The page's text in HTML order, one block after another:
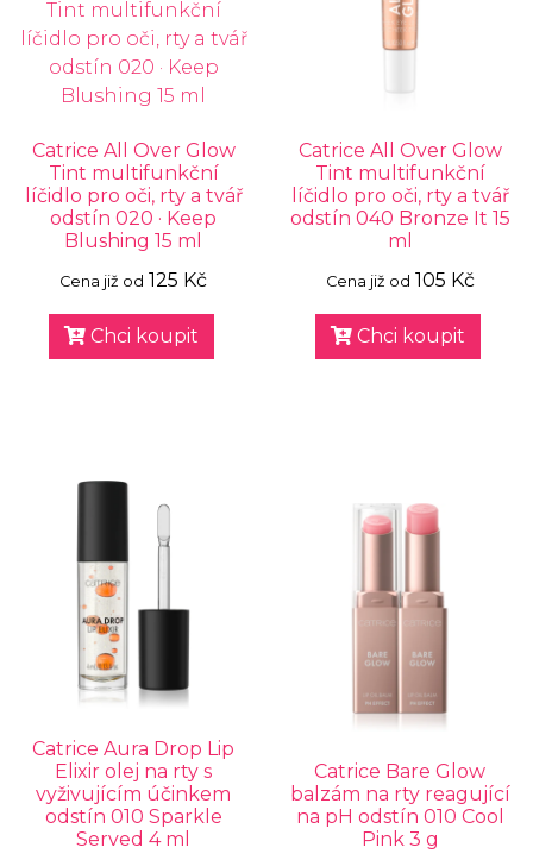
Catrice All Over Glow
Tint multifunkční
líčidlo pro oči, rty a tvář
odstín 020 · Keep
Blushing 15 ml
Cena již od 125 Kč
Chci koupit
Catrice All Over Glow
Tint multifunkční
líčidlo pro oči, rty a tvář
odstín 040 Bronze It 15
ml
Cena již od 105 Kč
Chci koupit
Catrice Aura Drop Lip
Elixir olej na rty s
vyživujícím účinkem
odstín 010 Sparkle
Served 4 ml
Catrice Bare Glow
balzám na rty reagující
na pH odstín 010 Cool
Pink 3 g